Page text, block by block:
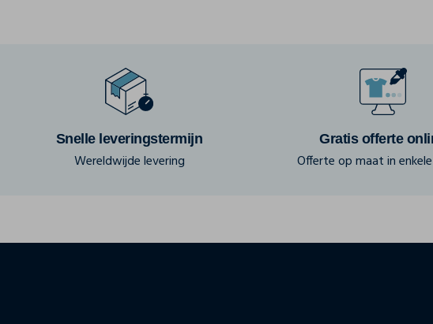
Snelle leveringstermijn
Wereldwijde levering
Gratis offerte
Offerte op maat in